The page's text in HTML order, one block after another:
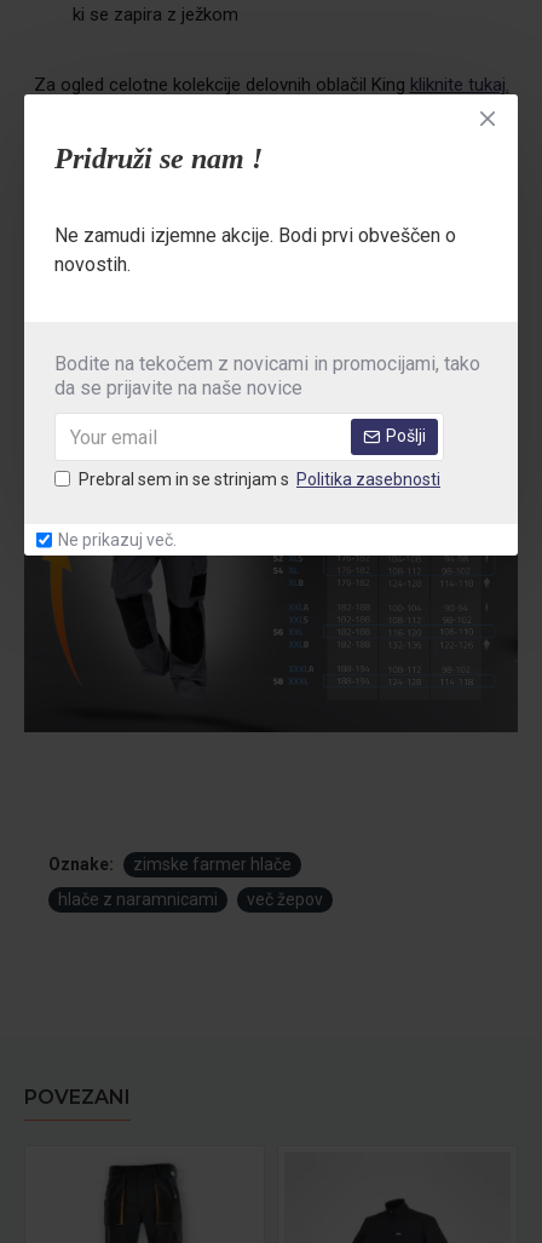
Pridruži se nam !
Ne zamudi izjemne akcije. Bodi prvi obveščen o
novostih.
Bodite na tekočem z novicami in promocijami, tako
da se prijavite na naše novice
Pošlji
Prebral sem in se strinjam s Politika zasebnosti
Ne prikazuj več.
ki se zapira z ježkom
Za ogled celotne kolekcije delovnih oblačil King kliknite tukaj.
MNENJA
Oznake:
zimske farmer hlače
hlače z naramnicami
več žepov
POVEZANI